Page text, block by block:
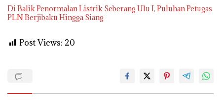
Di Balik Penormalan Listrik Seberang Ulu I, Puluhan Petugas
PLN Berjibaku Hingga Siang
Post Views: 20